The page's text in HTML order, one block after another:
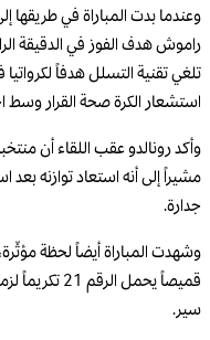
وعندما بدت المباراة في
راموش هدف الفوز في الدقيقة
تلغي تقنية التسلل هدفاً
استشعار الكرة صحة القرار وسط
وأكد رونالدو عقب اللقاء أن
مشيراً إلى أنه استعاد توازنه
جدارة.
وشهدت المباراة أيضاً لحظة
قميصاً يحمل
سير.